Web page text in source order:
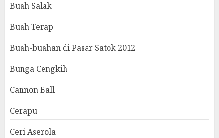
Buah Salak
Buah Terap
Buah-buahan di Pasar Satok 2012
Bunga Cengkih
Cannon Ball
Cerapu
Ceri Aserola